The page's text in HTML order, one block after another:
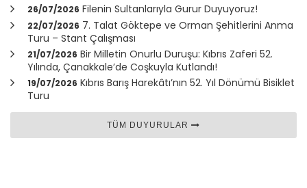
26/07/2026 Filenin Sultanlarıyla Gurur Duyuyoruz!
22/07/2026 7. Talat Göktepe ve Orman Şehitlerini Anma
Turu – Stant Çalışması
21/07/2026 Bir Milletin Onurlu Duruşu: Kıbrıs Zaferi 52.
Yılında, Çanakkale’de Coşkuyla Kutlandı!
19/07/2026 Kıbrıs Barış Harekâtı’nın 52. Yıl Dönümü Bisiklet
Turu
TÜM DUYURULAR